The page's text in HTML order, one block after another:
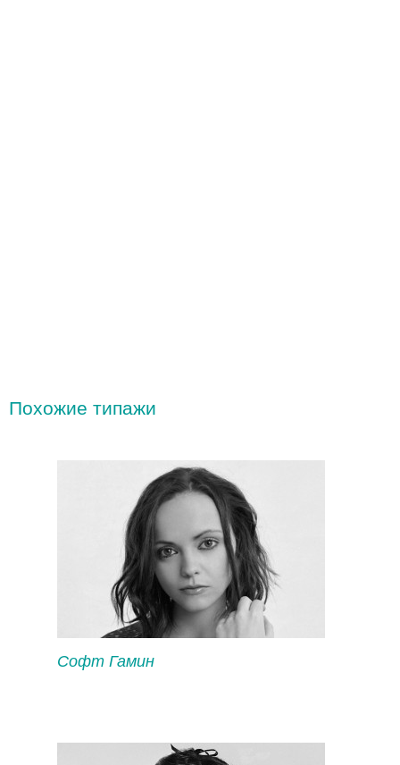
Похожие типажи
Софт Гамин